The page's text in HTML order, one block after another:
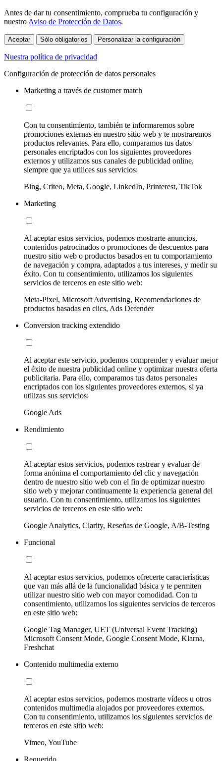
Antes de dar tu consentimiento, comprueba tu configuración y
nuestro Aviso de Protección de Datos.
Aceptar Sólo obligatorios Personalizar la configuración
Nuestra política de privacidad
Configuración de protección de datos personales
Marketing a través de customer match
Con tu consentimiento, también te informaremos sobre
promociones externas en nuestro sitio web y te mostraremos
productos relevantes. Para ello, comparamos tus datos
personales encriptados con los siguientes proveedores
externos y utilizamos sus canales de publicidad online,
siempre que ya utilices sus servicios:
Bing, Criteo, Meta, Google, LinkedIn, Printerest, TikTok
Marketing
Al aceptar estos servicios, podemos mostrarte anuncios,
contenidos patrocinados o promociones de descuentos para
nuestro sitio web o productos basados en tu comportamiento
de navegación y compra, adaptados a tus intereses, y medir su
éxito. Con tu consentimiento, utilizamos los siguientes
servicios de terceros en este sitio web:
Meta-Pixel, Microsoft Advertising, Recomendaciones de
productos basadas en clics, Ads Defender
Conversion tracking extendido
Al aceptar este servicio, podemos comprender y evaluar mejor
el éxito de nuestra publicidad online y optimizar nuestra oferta
publicitaria. Para ello, comparamos tus datos personales
encriptados con los siguientes proveedores externos, si ya
utilizas sus servicios:
Google Ads
Rendimiento
Al aceptar estos servicios, podemos rastrear y evaluar de
forma anónima el comportamiento del clic y navegación
dentro de nuestro sitio web con el fin de optimizar nuestro
sitio web y mejorar continuamente la experiencia general del
usuario. Con tu consentimiento, utilizamos los siguientes
servicios de terceros en este sitio web:
Google Analytics, Clarity, Reseñas de Google, A/B-Testing
Funcional
Al aceptar estos servicios, podemos ofrecerte características
que van más allá de la funcionalidad básica y te permiten
utilizar nuestro sitio web con mayor comodidad. Con tu
consentimiento, utilizamos los siguientes servicios de terceros
en este sitio web:
Google Tag Manager, UET (Universal Event Tracking)
Microsoft Consent Mode, Google Consent Mode, Klarna,
Freshchat
Contenido multimedia externo
Al aceptar estos servicios, podemos mostrarte vídeos u otros
contenidos multimedia alojados por proveedores externos.
Con tu consentimiento, utilizamos los siguientes servicios de
terceros en este sitio web:
Vimeo, YouTube
Requerido